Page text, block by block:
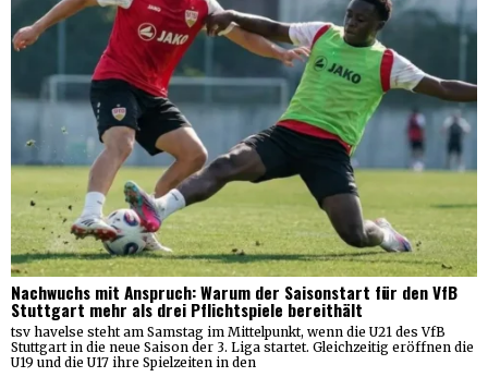
Nachwuchs mit Anspruch: Warum der Saisonstart für den VfB
Stuttgart mehr als drei Pflichtspiele bereithält
tsv havelse steht am Samstag im Mittelpunkt, wenn die U21 des VfB
Stuttgart in die neue Saison der 3. Liga startet. Gleichzeitig eröffnen die
U19 und die U17 ihre Spielzeiten in den